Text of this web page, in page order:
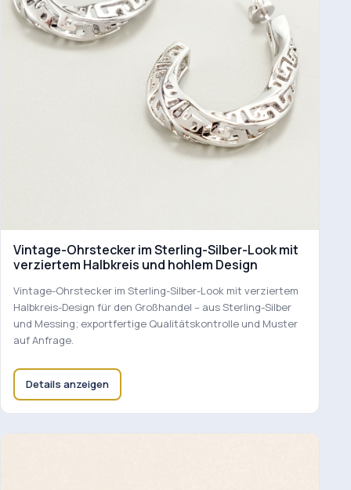
Vintage-Ohrstecker im Sterling-Silber-Look mit
verziertem Halbkreis und hohlem Design
Vintage-Ohrstecker im Sterling-Silber-Look mit verziertem
Halbkreis-Design für den Großhandel – aus Sterling-Silber
und Messing; exportfertige Qualitätskontrolle und Muster
auf Anfrage.
Details anzeigen